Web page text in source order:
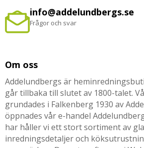
info@addelundbergs.se
Frågor och svar
Om oss
Addelundbergs är
går tillbaka till slutet av 1800-talet.
grundades i Falkenberg 1930 av
öppnades vår e-handel
har håller vi ett stort sortiment av
inredningsdetaljer och